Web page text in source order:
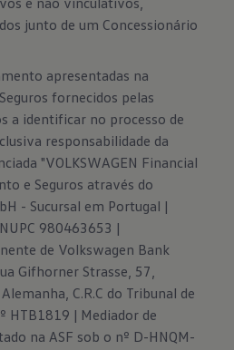
junto de um Concessionário
apresentadas na
fornecidos pelas
a identificar no processo de
responsabilidade da
"VOLKSWAGEN Financial
e Seguros através do
- Sucursal em Portugal |
980463653 |
de Volkswagen Bank
Gifhorner Strasse, 57,
C.R.C do Tribunal de
HTB1819 | Mediador de
na ASF sob o nº D-HNQM-